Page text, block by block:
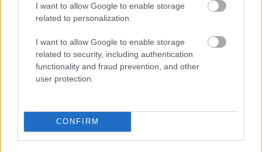
I want to allow Google to enable storage
related to personalization.
I want to allow Google to enable storage
related to security, including authentication
functionality and fraud prevention, and other
user protection.
CONFIRM